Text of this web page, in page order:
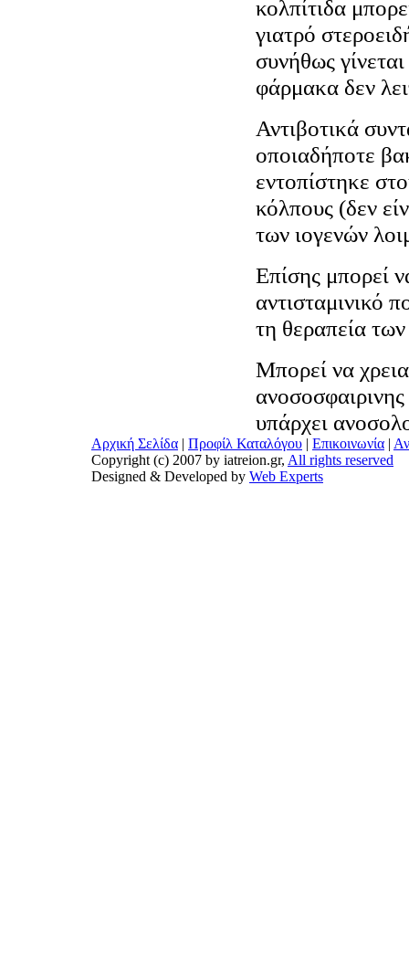
κολπίτιδα
γιατρό
συνήθως
φάρμακα δεν
Αντιβοτικά
οποιαδήποτε
εντοπίστηκε
κόλπους (δεν
των ιογενών
Επίσης μπορεί
αντισταμινικό
τη θεραπεία
Μπορεί να
υπάρχει
Αρχική Σελίδα | Προφίλ Καταλόγου | Επικοινωνία |
Copyright (c) 2007 by iatreion.gr, All rights reserved
Designed & Developed by Web Experts